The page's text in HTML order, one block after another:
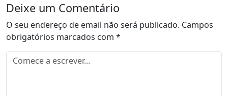
Deixe um Comentário
O seu endereço de email não será publicado. Campos
obrigatórios marcados com *